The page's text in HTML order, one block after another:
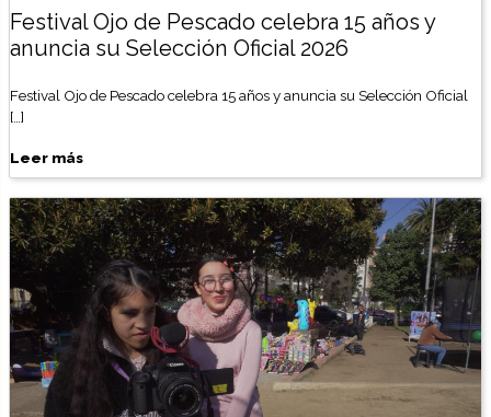
Festival Ojo de Pescado celebra 15 años y
anuncia su Selección Oficial 2026
Festival Ojo de Pescado celebra 15 años y anuncia su Selección Oficial
[…]
Leer más